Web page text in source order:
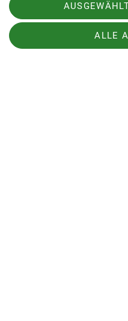
ALLE